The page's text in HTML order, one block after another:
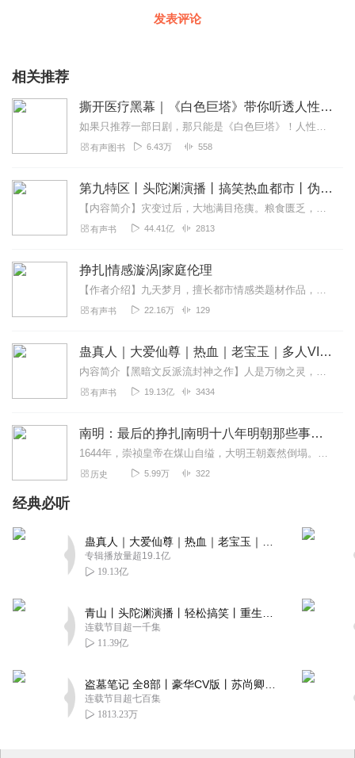
发表评论
相关推荐
撕开医疗黑幕｜《白色巨塔》带你听透人性挣扎的悲
如果只推荐一部日剧，那只能是《白色巨塔》！人性的复杂，社会的黑暗，信念的执着，欲望的无边，善恶的难断……看似接近白色巨塔之巅，却亦敌不过生命的光辉与尊严...
有声图书 6.43万 558
第九特区丨头陀渊演播丨搞笑热血都市丨伪戒丨VIP免费多人有声剧
【内容简介】灾变过后，大地满目疮痍。粮食匮乏，资源紧俏，局势混乱……一位从待规划区杀出来的青年，背对着漫天黄沙，孤身来到九区谋生，却不曾想偶然结识三五好友，一念...
有声书 44.41亿 2813
挣扎|情感漩涡|家庭伦理
【作者介绍】九天梦月，擅长都市情感类题材作品，已发表小说《挣扎》【内容介绍】“离开真的残醋吗？或者温柔才是可耻的……”酒吧里播放着小齐的催泪情歌，林啸宇特别沮丧...
有声书 22.16万 129
蛊真人｜大爱仙尊｜热血｜老宝玉｜多人VIP免费有声剧
内容简介【黑暗文反派流封神之作】人是万物之灵，蛊是天地真精。一个穿越者不断重生的故事。一个养蛊、炼蛊、用蛊的奇特世界。配音组（男角色）老宝玉旁白...
有声书 19.13亿 3434
南明：最后的挣扎|南明十八年明朝那些事儿李自成进京
1644年，崇祯皇帝在煤山自缢，大明王朝轰然倒塌。然而，在江南的半壁江山，大明的旗帜仍在飘扬。这是一个关于希望与绝望、忠诚与背叛、抗争与妥协的故事。从南京城里荒...
历史 5.99万 322
经典必听
专辑播放量超19.1亿
19.13亿
连载节目超一千集
11.39亿
连载节目超七百集
1813.23万